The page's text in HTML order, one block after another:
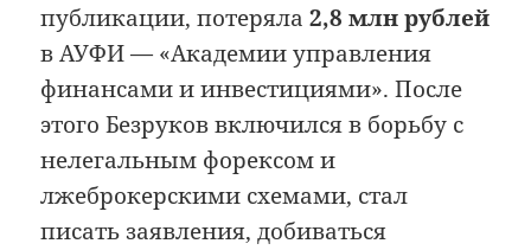
публикации, потеряла2,8 млн рублей
в АУФИ — «Академии управления
финансами и инвестициями». После
этого Безруков включился в борьбу с
нелегальным форексом и
лжеброкерскими схемами, стал
писать заявления, добиваться